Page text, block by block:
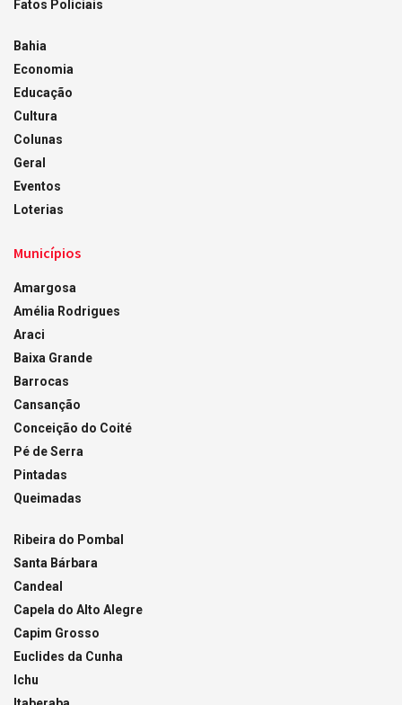
Fatos Policiais
Bahia
Economia
Educação
Cultura
Colunas
Geral
Eventos
Loterias
Municípios
Amargosa
Amélia Rodrigues
Araci
Baixa Grande
Barrocas
Cansanção
Conceição do Coité
Pé de Serra
Pintadas
Queimadas
Ribeira do Pombal
Santa Bárbara
Candeal
Capela do Alto Alegre
Capim Grosso
Euclides da Cunha
Ichu